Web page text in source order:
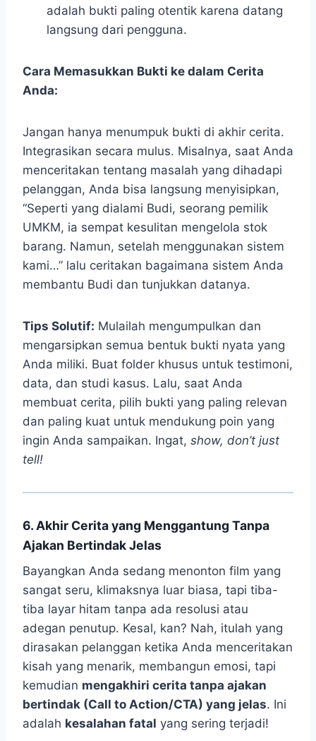
adalah bukti paling otentik karena datang
langsung dari pengguna.
Cara Memasukkan Bukti ke dalam Cerita
Anda:
Jangan hanya menumpuk bukti di akhir cerita.
Integrasikan secara mulus. Misalnya, saat Anda
menceritakan tentang masalah yang dihadapi
pelanggan, Anda bisa langsung menyisipkan,
“Seperti yang dialami Budi, seorang pemilik
UMKM, ia sempat kesulitan mengelola stok
barang. Namun, setelah menggunakan sistem
kami…” lalu ceritakan bagaimana sistem Anda
membantu Budi dan tunjukkan datanya.
Tips Solutif: Mulailah mengumpulkan dan
mengarsipkan semua bentuk bukti nyata yang
Anda miliki. Buat folder khusus untuk testimoni,
data, dan studi kasus. Lalu, saat Anda
membuat cerita, pilih bukti yang paling relevan
dan paling kuat untuk mendukung poin yang
ingin Anda sampaikan. Ingat, show, don’t just
tell!
6. Akhir Cerita yang Menggantung Tanpa
Ajakan Bertindak Jelas
Bayangkan Anda sedang menonton film yang
sangat seru, klimaksnya luar biasa, tapi tiba-
tiba layar hitam tanpa ada resolusi atau
adegan penutup. Kesal, kan? Nah, itulah yang
dirasakan pelanggan ketika Anda menceritakan
kisah yang menarik, membangun emosi, tapi
kemudian mengakhiri cerita tanpa ajakan
bertindak (Call to Action/CTA) yang jelas. Ini
adalah kesalahan fatal yang sering terjadi!